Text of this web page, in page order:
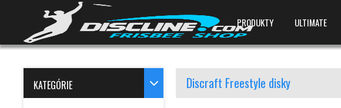
PRODUKTY ULTIMATE
KATEGÓRIE Discraft Freestyle disky